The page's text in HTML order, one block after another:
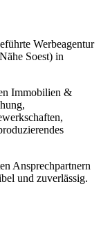
Werbeagentur
Soest) in
Immobilien &
Ansprechpartnern
und zuverlässig.